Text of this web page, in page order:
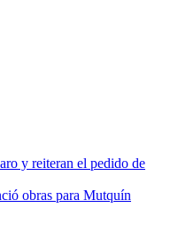
y reiteran el pedido de
obras para Mutquín